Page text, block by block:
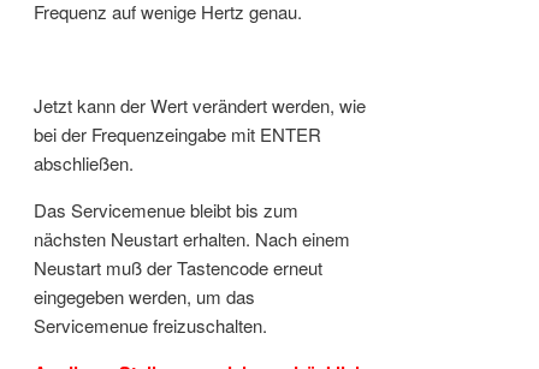
Frequenz auf wenige Hertz genau.
Jetzt kann der Wert verändert werden, wie
bei der Frequenzeingabe mit ENTER
abschließen.
Das Servicemenue bleibt bis zum
nächsten Neustart erhalten. Nach einem
Neustart muß der Tastencode erneut
eingegeben werden, um das
Servicemenue freizuschalten.